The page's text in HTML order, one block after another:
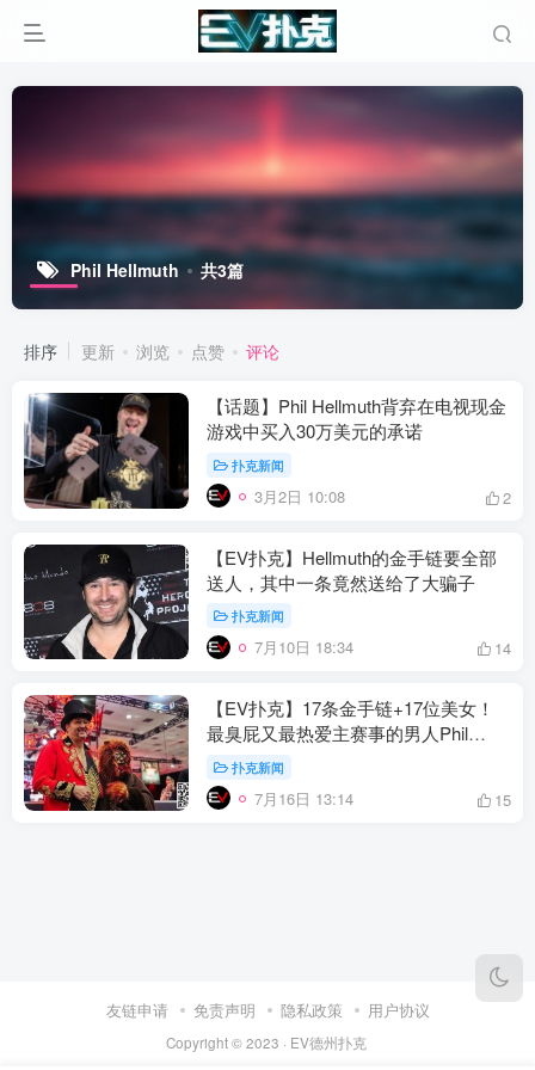
Phil Hellmuth 共3篇
排序 更新 浏览 点赞 评论
【话题】Phil Hellmuth背弃在电视现金
游戏中买入30万美元的承诺
扑克新闻
3月2日 10:08 2
【EV扑克】Hellmuth的金手链要全部
送人，其中一条竟然送给了大骗子
扑克新闻
7月10日 18:34 14
【EV扑克】17条金手链+17位美女！
最臭屁又最热爱主赛事的男人Phil
Hellmuth
扑克新闻
7月16日 13:14 15
友链申请 免责声明 隐私政策 用户协议
Copyright © 2023 · EV德州扑克